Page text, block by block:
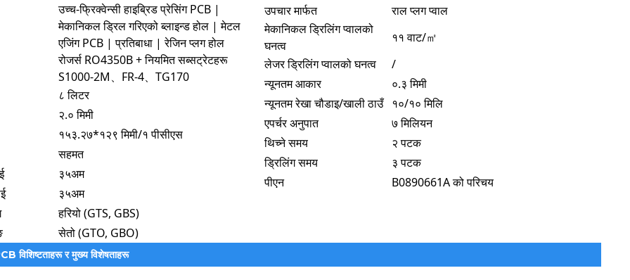
उच्च-फ्रिक्वेन्सी हाइब्रिड प्रेसिंग PCB |
मेकानिकल ड्रिल गरिएको ब्लाइन्ड होल | मेटल
एजिंग PCB | प्रतिबाधा | रेजिन प्लग होल
रोजर्स RO4350B + नियमित सब्सट्रेटहरू
S1000-2M、FR-4、TG170
८ लिटर
२.० मिमी
१५३.२७*१२९ मिमी/१ पीसीएस
सहमत
३५अम
३५अम
हरियो (GTS, GBS)
सेतो (GTO, GBO)
उपचार मार्फत
राल प्लग प्वाल
मेकानिकल ड्रिलिंग प्वालको
घनत्व
११ वाट/㎡
लेजर ड्रिलिंग प्वालको घनत्व
/
न्यूनतम आकार
०.३ मिमी
न्यूनतम रेखा चौडाइ/खाली ठाउँ १०/१० मिलि
एपर्चर अनुपात
७ मिलियन
थिच्ने समय
२ पटक
ड्रिलिंग समय
३ पटक
पीएन
B0890661A को परिचय
विशिष्टताहरू र मुख्य विशेषताहरू